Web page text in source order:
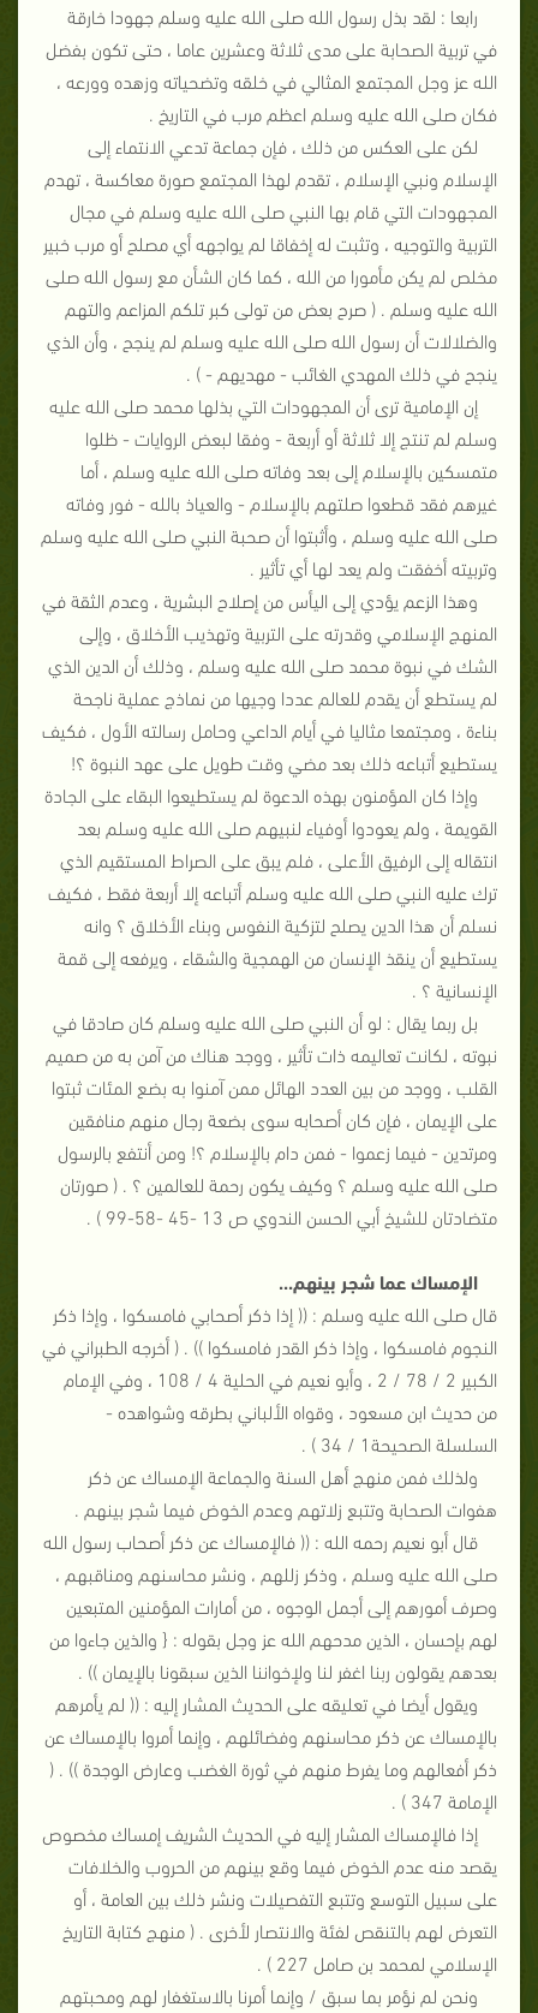
رابعا : لقد بذل رسول الله صلى الله عليه وسلم جهودا خارقة
في تربية الصحابة على مدى ثلاثة وعشرين عاما ، حتى تكون بفضل
الله عز وجل المجتمع المثالي في خلقه وتضحياته وزهده وورعه ،
فكان صلى الله عليه وسلم اعظم مرب في التاريخ .
لكن على العكس من ذلك ، فإن جماعة تدعي الانتماء إلى
الإسلام ونبي الإسلام ، تقدم لهذا المجتمع صورة معاكسة ، تهدم
المجهودات التي قام بها النبي صلى الله عليه وسلم في مجال
التربية والتوجيه ، وتثبت له إخفاقا لم يواجهه أي مصلح أو مرب خبير
مخلص لم يكن مأمورا من الله ، كما كان الشأن مع رسول الله صلى
الله عليه وسلم . ( صرح بعض من تولى كبر تلكم المزاعم والتهم
والضلالات أن رسول الله صلى الله عليه وسلم لم ينجح ، وأن الذي
ينجح في ذلك المهدي الغائب - مهديهم - ) .
إن الإمامية ترى أن المجهودات التي بذلها محمد صلى الله عليه
وسلم لم تنتج إلا ثلاثة أو أربعة - وفقا لبعض الروايات - ظلوا
متمسكين بالإسلام إلى بعد وفاته صلى الله عليه وسلم ، أما
غيرهم فقد قطعوا صلتهم بالإسلام - والعياذ بالله - فور وفاته
صلى الله عليه وسلم ، وأثبتوا أن صحبة النبي صلى الله عليه وسلم
وتربيته أخفقت ولم يعد لها أي تأثير .
وهذا الزعم يؤدي إلى اليأس من إصلاح البشرية ، وعدم الثقة في
المنهج الإسلامي وقدرته على التربية وتهذيب الأخلاق ، وإلى
الشك في نبوة محمد صلى الله عليه وسلم ، وذلك أن الدين الذي
لم يستطع أن يقدم للعالم عددا وجيها من نماذج عملية ناجحة
بناءة ، ومجتمعا مثاليا في أيام الداعي وحامل رسالته الأول ، فكيف
يستطيع أتباعه ذلك بعد مضي وقت طويل على عهد النبوة ؟!
وإذا كان المؤمنون بهذه الدعوة لم يستطيعوا البقاء على الجادة
القويمة ، ولم يعودوا أوفياء لنبيهم صلى الله عليه وسلم بعد
انتقاله إلى الرفيق الأعلى ، فلم يبق على الصراط المستقيم الذي
ترك عليه النبي صلى الله عليه وسلم أتباعه إلا أربعة فقط ، فكيف
نسلم أن هذا الدين يصلح لتزكية النفوس وبناء الأخلاق ؟ وانه
يستطيع أن ينقذ الإنسان من الهمجية والشقاء ، ويرفعه إلى قمة
الإنسانية ؟ .
بل ربما يقال : لو أن النبي صلى الله عليه وسلم كان صادقا في
نبوته ، لكانت تعاليمه ذات تأثير ، ووجد هناك من آمن به من صميم
القلب ، ووجد من بين العدد الهائل ممن آمنوا به بضع المئات ثبتوا
على الإيمان ، فإن كان أصحابه سوى بضعة رجال منهم منافقين
ومرتدين - فيما زعموا - فمن دام بالإسلام ؟! ومن أنتفع بالرسول
صلى الله عليه وسلم ؟ وكيف يكون رحمة للعالمين ؟ . ( صورتان
متضادتان للشيخ أبي الحسن الندوي ص 13 -45 -58-99 ) .
الإمساك عما شجر بينهم...
قال صلى الله عليه وسلم : (( إذا ذكر أصحابي فامسكوا ، وإذا ذكر
النجوم فامسكوا ، وإذا ذكر القدر فامسكوا )) . ( أخرجه الطبراني في
الكبير 2 / 78 / 2 ، وأبو نعيم في الحلية 4 / 108 ، وفي الإمام
من حديث ابن مسعود ، وقواه الألباني بطرقه وشواهده -
السلسلة الصحيحة1 / 34 ) .
ولذلك فمن منهج أهل السنة والجماعة الإمساك عن ذكر
هفوات الصحابة وتتبع زلاتهم وعدم الخوض فيما شجر بينهم .
قال أبو نعيم رحمه الله : (( فالإمساك عن ذكر أصحاب رسول الله
صلى الله عليه وسلم ، وذكر زللهم ، ونشر محاسنهم ومناقبهم ،
وصرف أمورهم إلى أجمل الوجوه ، من أمارات المؤمنين المتبعين
لهم بإحسان ، الذين مدحهم الله عز وجل بقوله : { والذين جاءوا من
بعدهم يقولون ربنا اغفر لنا ولإخواننا الذين سبقونا بالإيمان )) .
ويقول أيضا في تعليقه على الحديث المشار إليه : (( لم يأمرهم
بالإمساك عن ذكر محاسنهم وفضائلهم ، وإنما أمروا بالإمساك عن
ذكر أفعالهم وما يفرط منهم في ثورة الغضب وعارض الوجدة )) . (
الإمامة 347 ) .
إذا فالإمساك المشار إليه في الحديث الشريف إمساك مخصوص
يقصد منه عدم الخوض فيما وقع بينهم من الحروب والخلافات
على سبيل التوسع وتتبع التفصيلات ونشر ذلك بين العامة ، أو
التعرض لهم بالتنقص لفئة والانتصار لأخرى . ( منهج كتابة التاريخ
الإسلامي لمحمد بن صامل 227 ) .
ونحن لم نؤمر بما سبق / وإنما أمرنا بالاستغفار لهم ومحبتهم